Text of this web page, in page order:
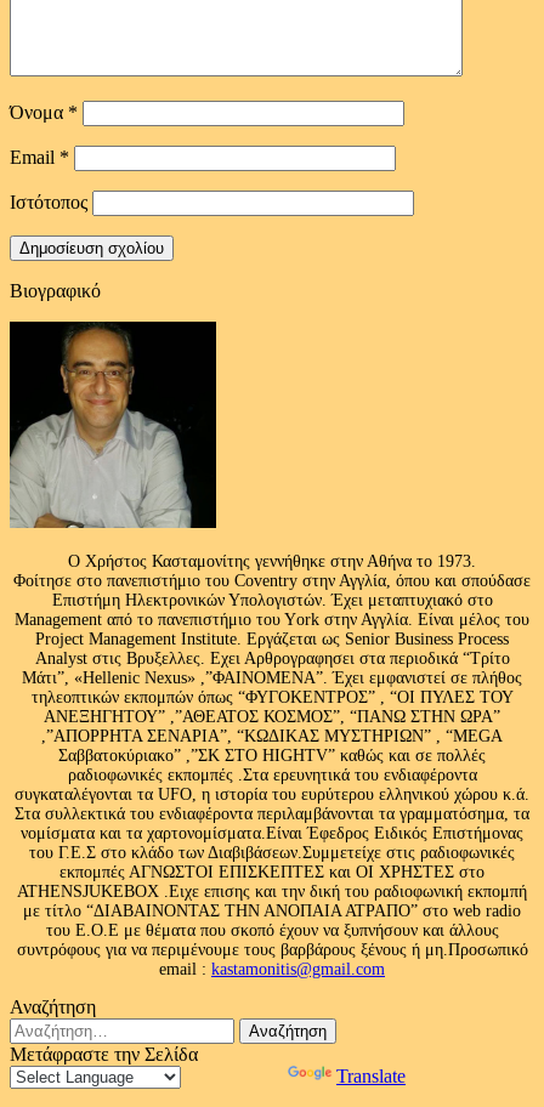
Όνομα *
Email *
Ιστότοπος
Βιογραφικό
Ο Χρήστος Κασταμονίτης γεννήθηκε στην Αθήνα το 1973.
Φοίτησε στο πανεπιστήμιο του Coventry στην Αγγλία, όπου και σπούδασε
Επιστήμη Ηλεκτρονικών Υπολογιστών. Έχει μεταπτυχιακό στο
Management από το πανεπιστήμιο του Υork στην Αγγλία. Είναι μέλος του
Project Management Institute. Εργάζεται ως Senior Business Process
Analyst στις Βρυξελλες. Εχει Αρθρογραφησει στα περιοδικά “Τρίτο
Μάτι”, «Hellenic Nexus» ,”ΦΑΙΝΟΜΕΝΑ”. Έχει εμφανιστεί σε πλήθος
τηλεοπτικών εκπομπών όπως “ΦΥΓΟΚΕΝΤΡΟΣ” , “ΟΙ ΠΥΛΕΣ ΤΟΥ
ΑΝΕΞΗΓΗΤΟΥ” ,”ΑΘΕΑΤΟΣ ΚΟΣΜΟΣ”, “ΠΑΝΩ ΣΤΗΝ ΩΡΑ”
,”ΑΠΟΡΡΗΤΑ ΣΕΝΑΡΙΑ”, “ΚΩΔΙΚΑΣ ΜΥΣΤΗΡΙΩΝ” , “MEGA
Σαββατοκύριακο” ,”ΣΚ ΣΤΟ HIGHTV” καθώς και σε πολλές
ραδιοφωνικές εκπομπές .Στα ερευνητικά του ενδιαφέροντα
συγκαταλέγονται τα UFO, η ιστορία του ευρύτερου ελληνικού χώρου κ.ά.
Στα συλλεκτικά του ενδιαφέροντα περιλαμβάνονται τα γραμματόσημα, τα
νομίσματα και τα χαρτονομίσματα.Είναι Έφεδρος Ειδικός Επιστήμονας
του Γ.Ε.Σ στο κλάδο των Διαβιβάσεων.Συμμετείχε στις ραδιοφωνικές
εκπομπές ΑΓΝΩΣΤΟΙ ΕΠΙΣΚΕΠΤΕΣ και ΟΙ ΧΡΗΣΤΕΣ στο
ATHENSJUKEBOX .Ειχε επισης και την δική του ραδιοφωνική εκπομπή
με τίτλο “ΔΙΑΒΑΙΝΟΝΤΑΣ ΤΗΝ ΑΝΟΠΑΙΑ ΑΤΡΑΠΟ” στο web radio
του Ε.Ο.Ε με θέματα που σκοπό έχουν να ξυπνήσουν και άλλους
συντρόφους για να περιμένουμε τους βαρβάρους ξένους ή μη.Προσωπικό
email : kastamonitis@gmail.com
Αναζήτηση
Αναζήτηση
για:
Μετάφραστε την Σελίδα
Translate